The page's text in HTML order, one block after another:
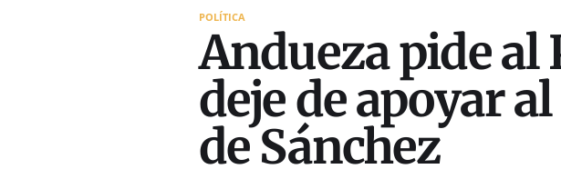
POLÍTICA
Andueza pide al
deje de apoyar
de Sánchez